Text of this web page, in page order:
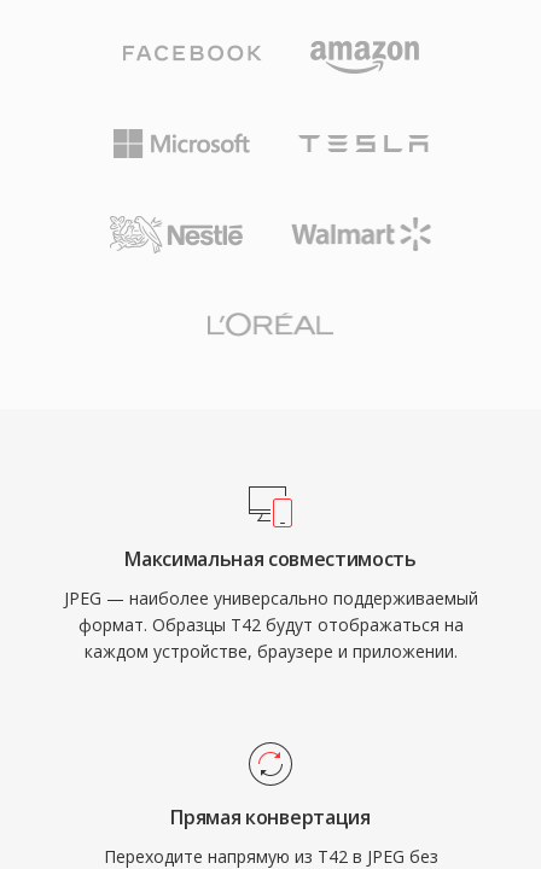
Максимальная совместимость
JPEG — наиболее универсально поддерживаемый
формат. Образцы T42 будут отображаться на
каждом устройстве, браузере и приложении.
Прямая конвертация
Переходите напрямую из T42 в JPEG без